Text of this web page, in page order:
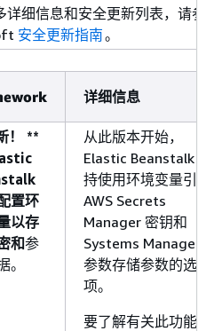
详细信息和安全更新列表，请参
安全更新指南。
详细信息
！ **
置环
以存
和参
。
从此版本开始，
Elastic Beanstalk 支
持使用环境变量引用
AWS Secrets
Manager 密钥和
Systems Manager
参数存储参数的选
项。
要了解有关此功能的